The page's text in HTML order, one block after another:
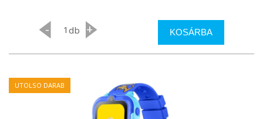
- db + KOSÁRBA
UTOLSO DARAB